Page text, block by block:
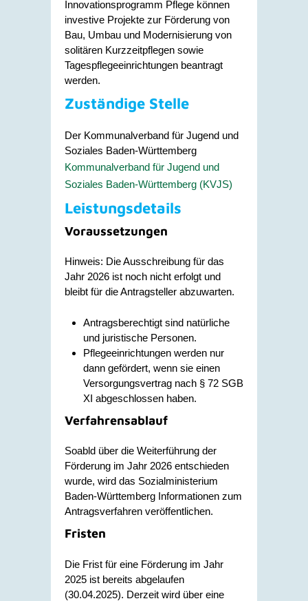
Innovationsprogramm Pflege können
investive Projekte zur Förderung von
Bau, Umbau und Modernisierung von
solitären Kurzzeitpflegen sowie
Tagespflegeeinrichtungen beantragt
werden.
Zuständige Stelle
Der Kommunalverband für Jugend und
Soziales Baden-Württemberg
Kommunalverband für Jugend und
Soziales Baden-Württemberg (KVJS)
Leistungsdetails
Voraussetzungen
Hinweis: Die Ausschreibung für das
Jahr 2026 ist noch nicht erfolgt und
bleibt für die Antragsteller abzuwarten.
Antragsberechtigt sind natürliche
und juristische Personen.
Pflegeeinrichtungen werden nur
dann gefördert, wenn sie einen
Versorgungsvertrag nach § 72 SGB
XI abgeschlossen haben.
Verfahrensablauf
Soabld über die Weiterführung der
Förderung im Jahr 2026 entschieden
wurde, wird das Sozialministerium
Baden-Württemberg Informationen zum
Antragsverfahren veröffentlichen.
Fristen
Die Frist für eine Förderung im Jahr
2025 ist bereits abgelaufen
(30.04.2025). Derzeit wird über eine